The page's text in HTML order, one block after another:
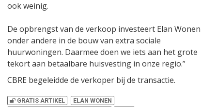
ook weinig.
De opbrengst van de verkoop investeert Elan Wonen
onder andere in de bouw van extra sociale
huurwoningen. Daarmee doen we iets aan het grote
tekort aan betaalbare huisvesting in onze regio.”
CBRE begeleidde de verkoper bij de transactie.
GRATIS ARTIKEL
ELAN WONEN